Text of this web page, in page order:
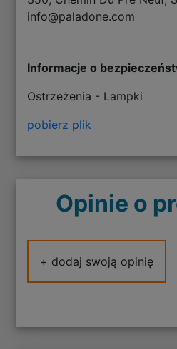
info@paladone.com
Informacje o
Ostrzeżenia - Lampki
pobierz plik
Opinie o
+ dodaj swoją opinię